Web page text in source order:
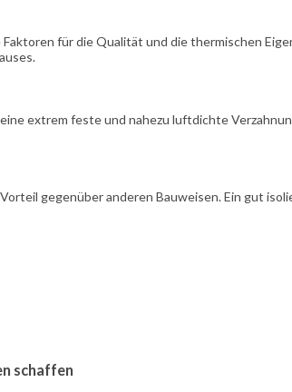
für die Qualität und die thermischen
extrem feste und nahezu luftdichte
gegenüber anderen Bauweisen. Ein gut
schaffen